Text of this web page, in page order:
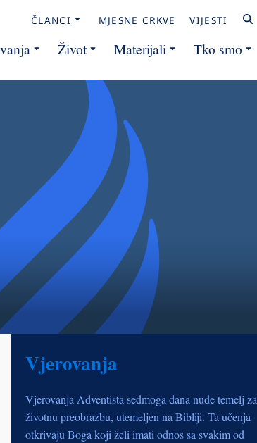
ČLANCI MJESNE CRKVE VIJESTI
Život Materijali Tko smo
Vjerovanja
Vjerovanja Adventista sedmoga dana nude temelj za
životnu preobrazbu, utemeljen na Bibliji. Ta učenja
otkrivaju Boga koji želi imati odnos sa svakim od